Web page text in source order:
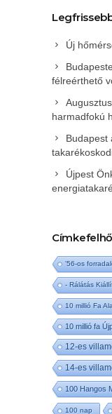
Új
félreérthető
harmadfokú
Budapest
Újpest
Címkefelhő
'56-os
- Rálátás
10 millió Fa
10 millió fa
12-es
14-es
100 Hangos
100 nap